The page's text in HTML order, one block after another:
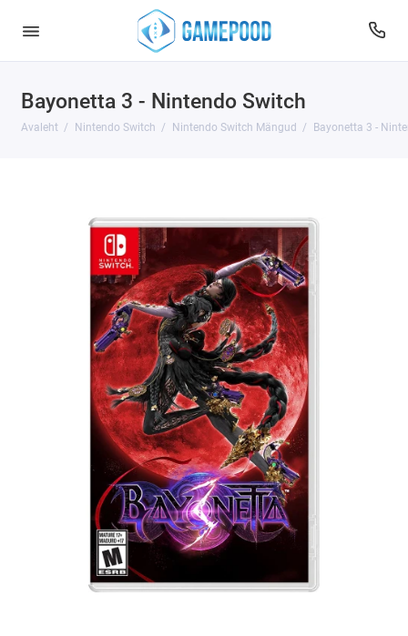
Bayonetta 3 - Nintendo Switch
Avaleht Nintendo Switch Nintendo Switch Mängud Bayonetta 3 -